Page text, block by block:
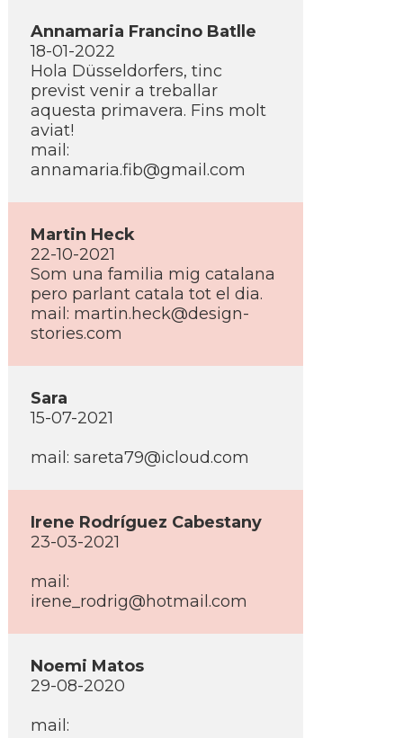
Annamaria Francino Batlle
18-01-2022
Hola Düsseldorfers, tinc
previst venir a treballar
aquesta primavera. Fins molt
aviat!
mail:
annamaria.fib@gmail.com
Martin Heck
22-10-2021
Som una familia mig catalana
pero parlant catala tot el dia.
mail: martin.heck@design-
stories.com
Sara
15-07-2021
mail: sareta79@icloud.com
Irene Rodríguez Cabestany
23-03-2021
mail:
irene_rodrig@hotmail.com
Noemi Matos
29-08-2020
mail: